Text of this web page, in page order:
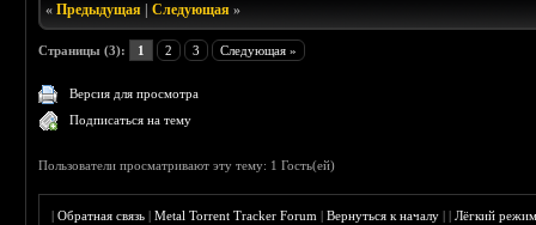
«Предыдущая |Следующая »
Страницы (3): 1 2 3 Следующая »
Версия для просмотра
Подписаться на тему
Пользователи просматривают эту тему: 1 Гость(ей)
|Обратная связь |Metal Torrent Tracker Forum |Вернуться к началу ||Лёгкий